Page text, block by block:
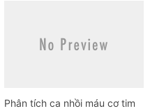
Phân tích ca nhồi máu cơ tim